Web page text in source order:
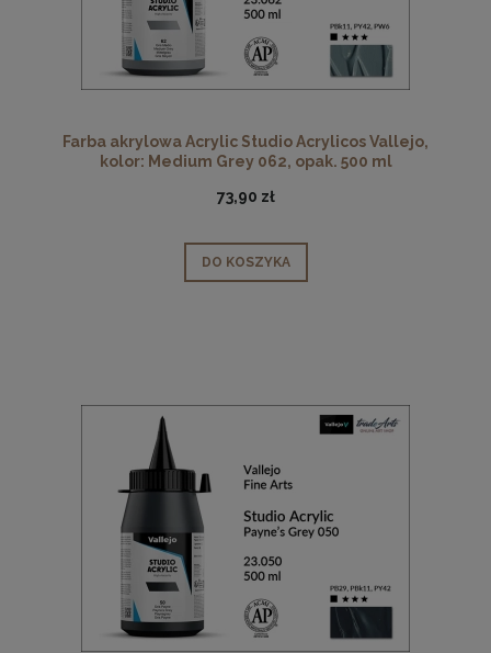
Farba akrylowa Acrylic Studio Acrylicos Vallejo,
kolor: Medium Grey 062, opak. 500 ml
73,90 zł
DO KOSZYKA